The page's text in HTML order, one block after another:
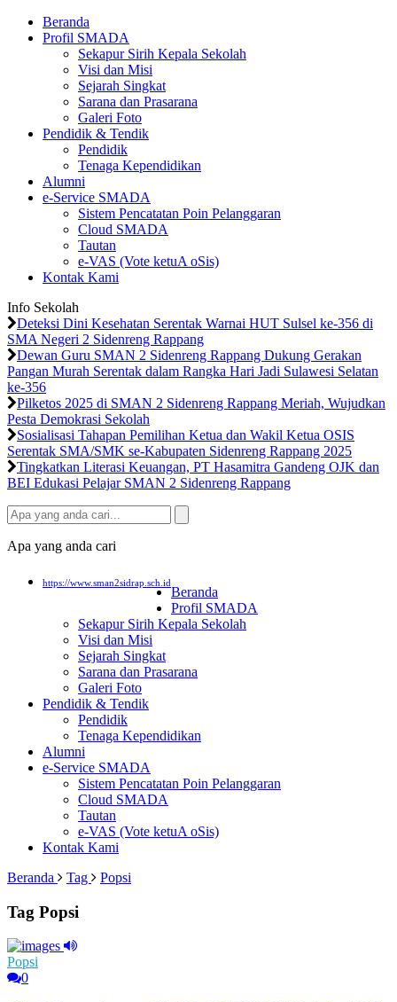
Beranda
Profil SMADA
Sekapur Sirih Kepala Sekolah
Visi dan Misi
Sejarah Singkat
Sarana dan Prasarana
Galeri Foto
Pendidik & Tendik
Pendidik
Tenaga Kependidikan
Alumni
e-Service SMADA
Sistem Pencatatan Poin Pelanggaran
Cloud SMADA
Tautan
e-VAS (Vote ketuA oSis)
Kontak Kami
Info Sekolah
Deteksi Dini Kesehatan Serentak Warnai HUT Sulsel ke-356 di
SMA Negeri 2 Sidenreng Rappang
Dewan Guru SMAN 2 Sidenreng Rappang Dukung Gerakan
Pangan Murah Serentak dalam Rangka Hari Jadi Sulawesi Selatan
ke-356
Pilketos 2025 di SMAN 2 Sidenreng Rappang Meriah, Wujudkan
Pesta Demokrasi Sekolah
Sosialisasi Tahapan Pemilihan Ketua dan Wakil Ketua OSIS
Serentak SMA/SMK se-Kabupaten Sidenreng Rappang 2025
Tingkatkan Literasi Keuangan, PT Hasamitra Gandeng OJK dan
BEI Edukasi Pelajar SMAN 2 Sidenreng Rappang
Apa yang anda cari
https://www.sman2sidrap.sch.id
Beranda
Profil SMADA
Sekapur Sirih Kepala Sekolah
Visi dan Misi
Sejarah Singkat
Sarana dan Prasarana
Galeri Foto
Pendidik & Tendik
Pendidik
Tenaga Kependidikan
Alumni
e-Service SMADA
Sistem Pencatatan Poin Pelanggaran
Cloud SMADA
Tautan
e-VAS (Vote ketuA oSis)
Kontak Kami
Beranda
Tag Popsi
Tag Popsi
Popsi
0